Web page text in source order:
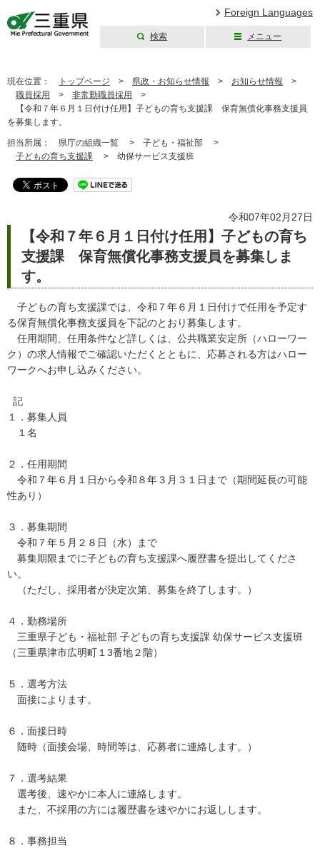
Foreign Languages
検索 メニュー
現在位置： トップページ > 県政・お知らせ情報 > お知らせ情報 >
職員採用
> 非常勤職員採用
>
【令和７年６月１日付け任用】子どもの育ち支援課 保育無償化事務支援員
を募集します。
担当所属： 県庁の組織一覧 > 子ども・福祉部 >
子どもの育ち支援課 > 幼保サービス支援班
令和07年02月27日
【令和７年６月１日付け任用】子どもの育ち
支援課 保育無償化事務支援員を募集しま
す。
子どもの育ち支援課では、令和７年６月１日付けで任用を予定す
る保育無償化事務支援員を下記のとおり募集します。
任用期間、任用条件など詳しくは、公共職業安定所（ハローワー
ク）の求人情報でご確認いただくとともに、応募される方はハロー
ワークへお申し込みください。
記
１．募集人員
１名
２．任用期間
令和７年６月１日から令和８年３月３１日まで（期間延長の可能
性あり）
３．募集期間
令和７年５月２８日（水）まで
募集期限までに子どもの育ち支援課へ履歴書を提出してくださ
い。
（ただし、採用者が決定次第、募集を終了します。）
４．勤務場所
三重県子ども・福祉部 子どもの育ち支援課 幼保サービス支援班
（三重県津市広明町１3番地２階）
５．選考方法
面接によります。
６．面接日時
随時（面接会場、時間等は、応募者に連絡します。）
７．選考結果
選考後、速やかに本人に連絡します。
また、不採用の方には履歴書を速やかにお返しします。
８．事務担当